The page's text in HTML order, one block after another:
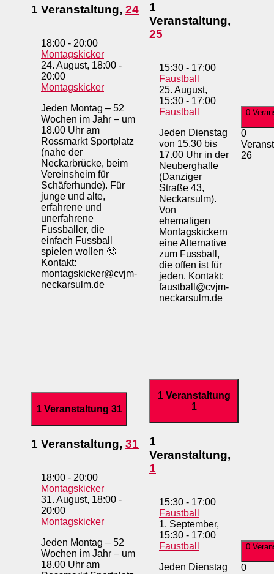
1 Veranstaltung, 24
18:00 - 20:00
Montagskicker
24. August, 18:00 -
20:00
Montagskicker
Jeden Montag – 52
Wochen im Jahr – um
18.00 Uhr am
Rossmarkt Sportplatz
(nahe der
Neckarbrücke, beim
Vereinsheim für
Schäferhunde). Für
junge und alte,
erfahrene und
unerfahrene
Fussballer, die
einfach Fussball
spielen wollen 🙂
Kontakt:
montagskicker@cvjm-
neckarsulm.de
1
Veranstaltung,
25
15:30 - 17:00
Faustball
25. August,
15:30 - 17:00
Faustball
Jeden Dienstag
von 15.30 bis
17.00 Uhr in der
Neuberghalle
(Danziger
Straße 43,
Neckarsulm).
Von
ehemaligen
Montagskickern
eine Alternative
zum Fussball,
die offen ist für
jeden. Kontakt:
faustball@cvjm-
neckarsulm.de
0
0
26
1 Veranstaltung 31
1 Veranstaltung, 31
18:00 - 20:00
Montagskicker
31. August, 18:00 -
20:00
Montagskicker
Jeden Montag – 52
Wochen im Jahr – um
18.00 Uhr am
1 Veranstaltung
1
1
Veranstaltung,
1
15:30 - 17:00
Faustball
1. September,
15:30 - 17:00
Faustball
Jeden Dienstag
0
0